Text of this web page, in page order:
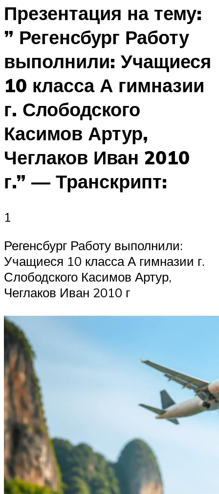
Презентация на тему:
” Регенсбург Работу
выполнили: Учащиеся
10 класса А гимназии
г. Слободского
Касимов Артур,
Чеглаков Иван 2010
г.” — Транскрипт:
1
Регенсбург Работу выполнили:
Учащиеся 10 класса А гимназии г.
Слободского Касимов Артур,
Чеглаков Иван 2010 г